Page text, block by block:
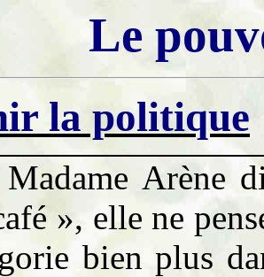
Le
la politique
Madame Arène
», elle ne
bien plus